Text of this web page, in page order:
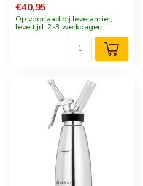
€40,95
Op voorraad bij leverancier,
levertijd: 2-3 werkdagen